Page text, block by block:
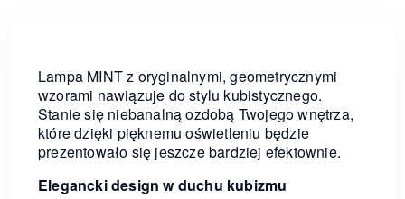
Lampa MINT z oryginalnymi, geometrycznymi
wzorami nawiązuje do stylu kubistycznego.
Stanie się niebanalną ozdobą Twojego wnętrza,
które dzięki pięknemu oświetleniu będzie
prezentowało się jeszcze bardziej efektownie.
Elegancki design w duchu kubizmu